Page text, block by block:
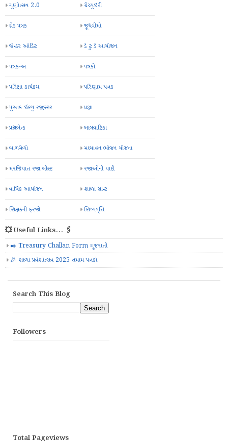
ગુણોત્સવ 2.0 ગ્રેચ્યુઇટી
ગ્રેડ પત્રક જૂથવીમો
જેન્ડર ઓડિટ ડે ટુ ડે આયોજન
પત્રક-અ પત્રકો
પરિક્ષા કાર્યક્રમ પરિણામ પત્રક
પુસ્તક ઈશ્યુ રજીસ્ટર પ્રજ્ઞા
પ્રશ્નબેન્ક બાલવાટિકા
બાળમેળો મઘ્યાહન ભોજન યોજના
મરજિયાત રજા લીસ્ટ રજાઓની યાદી
વાર્ષિક આયોજન શાળા ગ્રાન્ટ
શિક્ષકની ફરજો શિષ્યવૃત્તિ
💥 Useful Links... 🖇️
✒️ Treasury Challan Form ગુજરાતી
🎉 શાળા પ્રવેશોત્સવ 2025 તમામ પત્રકો
Search This Blog
Followers
Total Pageviews